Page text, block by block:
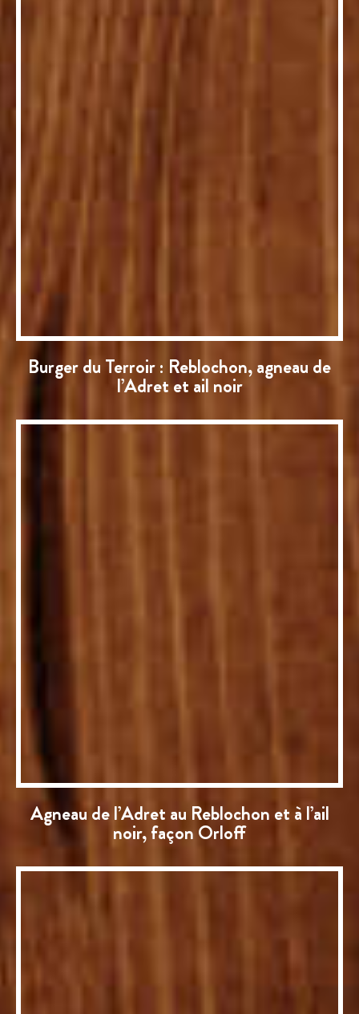
Burger du Terroir : Reblochon, agneau de
l’Adret et ail noir
Agneau de l’Adret au Reblochon et à l’ail
noir, façon Orloff